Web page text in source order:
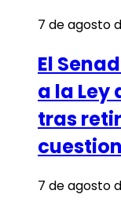
7 de agosto
El
a la Ley
tras
7 de agosto